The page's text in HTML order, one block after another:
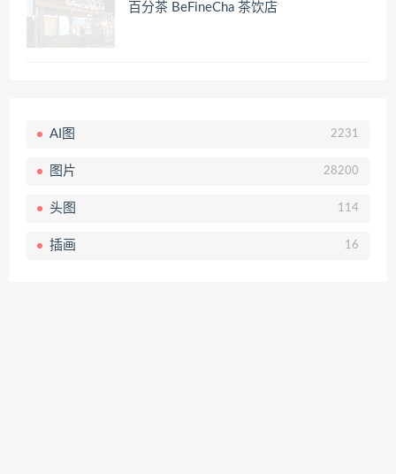
百分茶 BeFineCha 茶饮店
AI图 2231
图片 28200
头图 114
插画 16